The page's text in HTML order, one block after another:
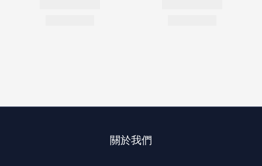
關於我們